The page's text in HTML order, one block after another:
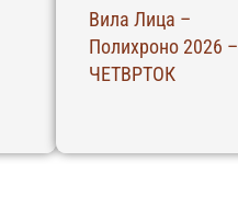
Вила Лица –
Полихроно 2026 –
ЧЕТВРТОК